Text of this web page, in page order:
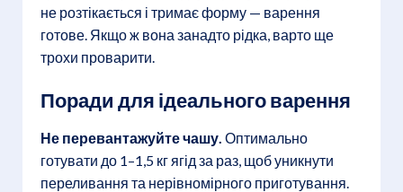
не розтікається і тримає форму — варення
готове. Якщо ж вона занадто рідка, варто ще
трохи проварити.
Поради для ідеального варення
Не перевантажуйте чашу. Оптимально
готувати до 1–1,5 кг ягід за раз, щоб уникнути
переливання та нерівномірного приготування.